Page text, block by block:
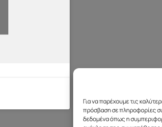
Για να παρέχουμε τις
πρόσβαση σε πληροφορίες
δεδομένα όπως η